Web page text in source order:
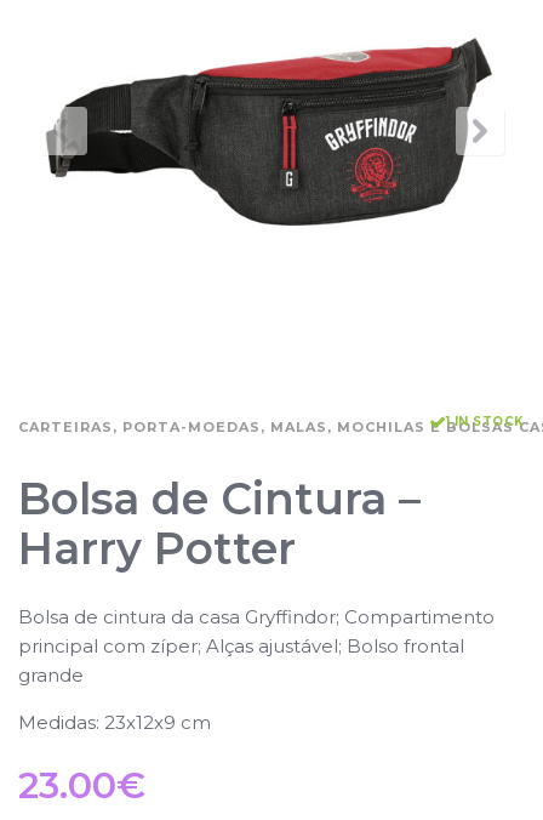
CARTEIRAS, PORTA-MOEDAS, MALAS, MOCHILAS E BOLSAS
1 IN STOCK
Bolsa de Cintura –
Harry Potter
Bolsa de cintura da casa Gryffindor; Compartimento
principal com zíper; Alças ajustável; Bolso frontal
grande
Medidas: 23x12x9 cm
23.00€